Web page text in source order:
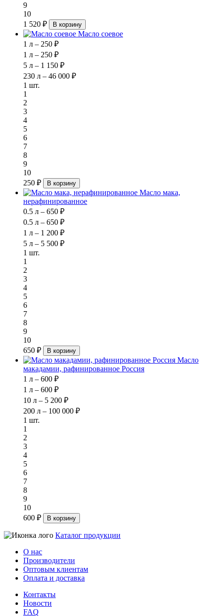
9
10
1 520 ₽
В корзину
Масло соевое
1 л – 250 ₽
1 л – 250 ₽
5 л – 1 150 ₽
230 л – 46 000 ₽
1 шт.
1
2
3
4
5
6
7
8
9
10
250 ₽
В корзину
Масло мака,
нерафинированное
0.5 л – 650 ₽
0.5 л – 650 ₽
1 л – 1 200 ₽
5 л – 5 500 ₽
1 шт.
1
2
3
4
5
6
7
8
9
10
650 ₽
В корзину
Масло
макадамии, рафинированное Россия
1 л – 600 ₽
1 л – 600 ₽
10 л – 5 200 ₽
200 л – 100 000 ₽
1 шт.
1
2
3
4
5
6
7
8
9
10
600 ₽
В корзину
Каталог продукции
О нас
Производители
Оптовым клиентам
Оплата и доставка
Контакты
Новости
FAQ